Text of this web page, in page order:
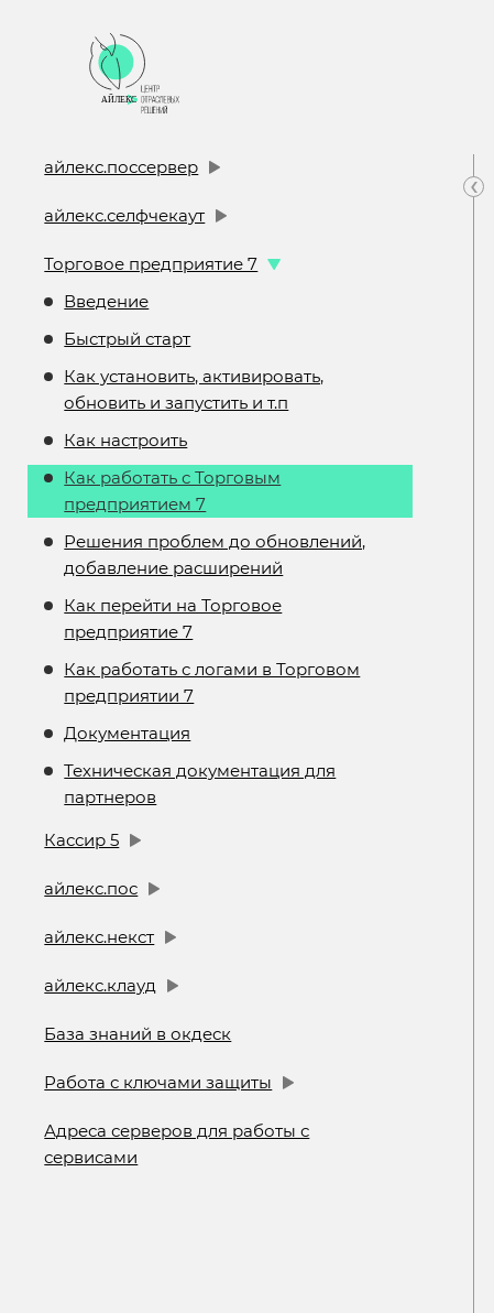
айлекс.поссервер
айлекс.селфчекаут
Торговое предприятие 7
Введение
Быстрый старт
Как установить, активировать,
обновить и запустить и т.п
Как настроить
Как работать с Торговым
предприятием 7
Решения проблем до обновлений,
добавление расширений
Как перейти на Торговое
предприятие 7
Как работать с логами в Торговом
предприятии 7
Документация
Техническая документация для
партнеров
Кассир 5
айлекс.пос
айлекс.некст
айлекс.клауд
База знаний в окдеск
Работа с ключами защиты
Адреса серверов для работы с
сервисами
‹